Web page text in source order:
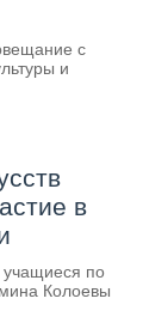
с
и
в
учащиеся по
Колоевы